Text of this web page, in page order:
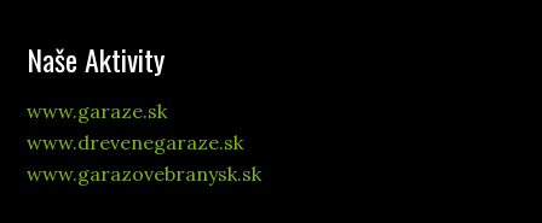
Naše Aktivity
www.garaze.sk
www.drevenegaraze.sk
www.garazovebranysk.sk